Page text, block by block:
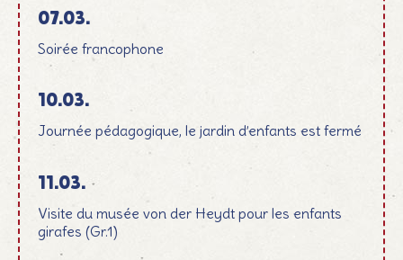
07.03.
Soirée francophone
10.03.
Journée pédagogique, le jardin d’enfants est fermé
11.03.
Visite du musée von der Heydt pour les enfants
girafes (Gr.1)